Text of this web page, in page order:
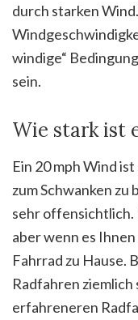
durch starken
windige“
sein.
Wie stark ist
Ein 20 mph Wind
zum Schwanken zu
sehr offensichtlich.
aber wenn es
Fahrrad zu Hause.
Radfahren
erfahreneren